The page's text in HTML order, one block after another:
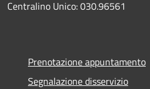
Centralino Unico: 030.96561
Prenotazione appuntamento
Segnalazione disservizio